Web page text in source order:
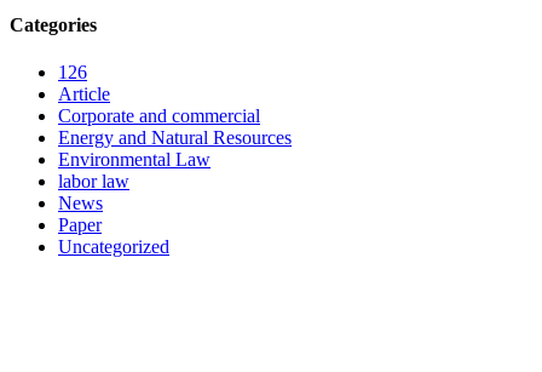
Categories
126
Article
Corporate and commercial
Energy and Natural Resources
Environmental Law
labor law
News
Paper
Uncategorized